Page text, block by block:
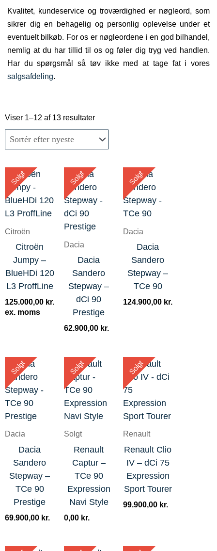
Kvalitet, kundeservice og troværdighed er nøgleord, som
sikrer dig en behagelig og personlig oplevelse under et
eventuelt bilkøb. For os er nøgleordene i en god bilhandel,
nemlig at du har tillid til os og føler dig tryg ved handlen.
Har du spørgsmål så tøv ikke med at tage fat i vores
salgsafdeling.
Viser 1–12 af 13 resultaterefter
Solgt
Citroën
Citroën
Jumpy –
BlueHDi 120
L3 ProffLine
125.000,00 kr.
ex. moms
Solgt
Dacia
Dacia
Sandero
Stepway –
dCi 90
Prestige
62.900,00 kr.
Solgt
Dacia
Dacia
Sandero
Stepway –
TCe 90
124.900,00 kr.
Solgt
Dacia
Dacia
Sandero
Stepway –
TCe 90
Prestige
69.900,00 kr.
Solgt
Solgt
Renault
Captur –
TCe 90
Expression
Navi Style
0,00 kr.
Solgt
Renault
Renault Clio
IV – dCi 75
Expression
Sport Tourer
99.900,00 kr.